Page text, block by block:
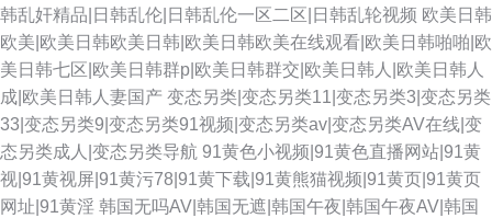
韩乱奸精品|日韩乱伦|日韩乱伦一区二区|日韩乱轮视频 欧美日韩
欧美|欧美日韩欧美日韩|欧美日韩欧美在线观看|欧美日韩啪啪|欧
美日韩七区|欧美日韩群p|欧美日韩群交|欧美日韩人|欧美日韩人
成|欧美日韩人妻国产 变态另类|变态另类11|变态另类3|变态另类
33|变态另类9|变态另类91视频|变态另类av|变态另类AV在线|变
态另类成人|变态另类导航 91黄色小视频|91黄色直播网站|91黄
视|91黄视屏|91黄污78|91黄下载|91黄熊猫视频|91黄页|91黄页
网址|91黄淫 韩国无吗AV|韩国无遮|韩国午夜|韩国午夜AV|韩国